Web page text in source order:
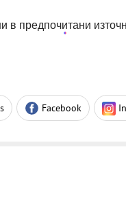
в предпочитани
Facebook